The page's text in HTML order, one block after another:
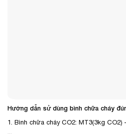
Hướng dẫn sử dùng bình chữa cháy
1. Bình chữa cháy CO2: MT3(3kg
...